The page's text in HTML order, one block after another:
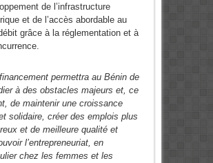
de l’infrastructure
et de l’accès abordable au
grâce à la réglementation et à
permettra au Bénin de
à des obstacles majeurs et, ce
de maintenir une croissance
solidaire, créer des emplois plus
et de meilleure qualité et
l’entrepreneuriat, en
chez les femmes et les